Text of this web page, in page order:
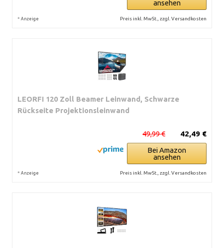
ansehen
* Anzeige Preis inkl. MwSt., zzgl. Versandkosten
LEORFI 120 Zoll Beamer Leinwand, Schwarze
Rückseite Projektionsleinwand
42,49 €
49,99 €
Bei Amazon
ansehen
* Anzeige Preis inkl. MwSt., zzgl. Versandkosten